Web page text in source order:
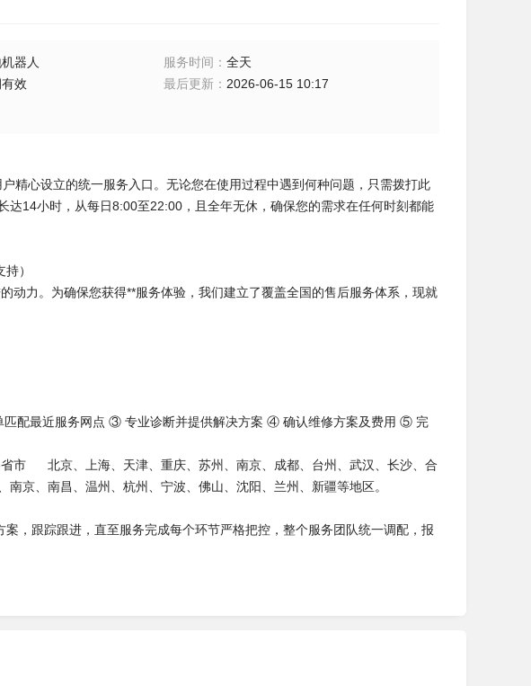
器人 服务时间 ：全天
效 最后更新 ： 2026-06-15 10:17
精心设立的统一服务入口。无论您在使用过程中遇到何种问题，只需拨打此
达14小时，从每日8:00至22:00，且全年无休，确保您的需求在任何时刻都能
）
动力。为确保您获得**服务体验，我们建立了覆盖全国的售后服务体系，现就
配最近服务网点 ③ 专业诊断并提供解决方案 ④ 确认维修方案及费用 ⑤ 完
省市 北京、上海、天津、重庆、苏州、南京、成都、台州、武汉、长沙、合
京、南昌、温州、杭州、宁波、佛山、沈阳、兰州、新疆等地区。
，跟踪跟进，直至服务完成每个环节严格把控，整个服务团队统一调配，报